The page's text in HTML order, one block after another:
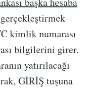
kimlik numarası
bilgilerini girer.
yatırılacağı
GİRİŞ tuşuna